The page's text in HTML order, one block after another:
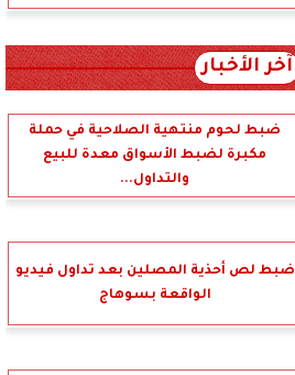
آخر الأخبار
ضبط لحوم منتهية الصلاحية في حملة
مكبرة لضبط الأسواق معدة للبيع
والتداول...
ضبط لص أحذية المصلين بعد تداول فيديو
الواقعة بسوهاج